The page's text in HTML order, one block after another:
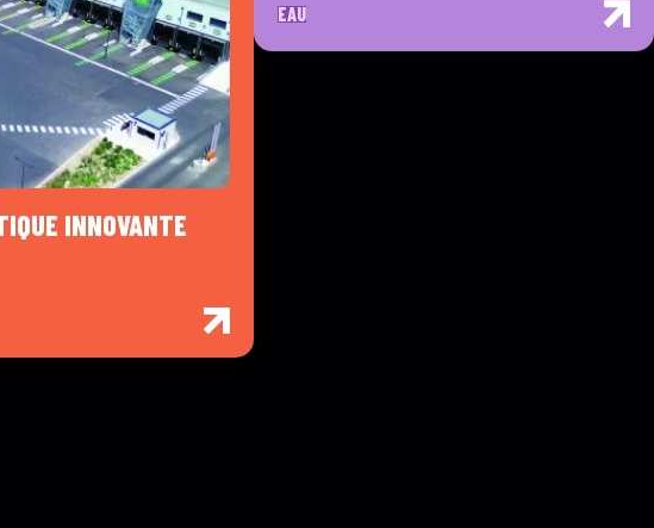
INNOVANTE
EAU